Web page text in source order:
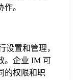
。
设置和管理，
。企业 IM 可
的权限和职